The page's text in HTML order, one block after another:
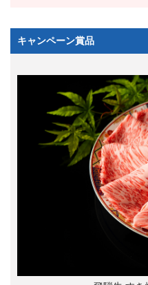
キャンペーン賞品